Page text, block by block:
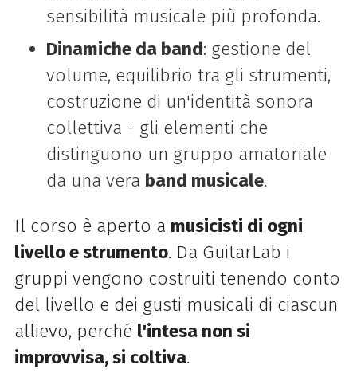
sensibilità musicale più profonda.
Dinamiche da band: gestione del
volume, equilibrio tra gli strumenti,
costruzione di un'identità sonora
collettiva - gli elementi che
distinguono un gruppo amatoriale
da una vera band musicale.
Il corso è aperto a musicisti di ogni
livello e strumento. Da GuitarLab i
gruppi vengono costruiti tenendo conto
del livello e dei gusti musicali di ciascun
allievo, perché l'intesa non si
improvvisa, si coltiva.